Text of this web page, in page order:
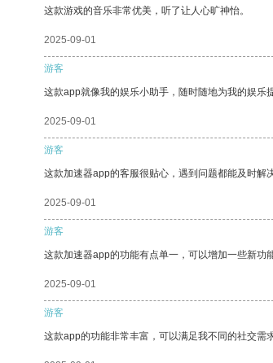
这款游戏的音乐非常优美，听了让人心旷神怡。
2025-09-01
游客
这款app就像我的娱乐小助手，随时随地为我的娱乐
2025-09-01
游客
这款加速器app的客服很贴心，遇到问题都能及时解
2025-09-01
游客
这款加速器app的功能有点单一，可以增加一些新功
2025-09-01
游客
这款app的功能非常丰富，可以满足我不同的社交需求